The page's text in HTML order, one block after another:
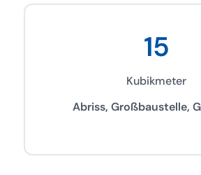
15
Kubikmeter
Abriss, Großbaustelle,